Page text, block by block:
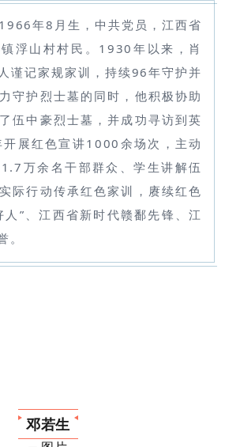
年8月生，中共党员，江西省
浮山村村民。1930年以来，肖
谨记家规家训，持续96年守护并
守护烈士墓的同时，他积极协助
伍中豪烈士墓，并成功寻访到英
展红色宣讲1000余场次，主动
万余名干部群众、学生讲解伍
际行动传承红色家训，赓续红色
人”、江西省新时代赣鄱先锋、江
。
邓若生